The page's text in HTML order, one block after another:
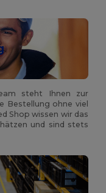
steht Ihnen zur
Bestellung ohne viel
Shop wissen wir das
und sind stets